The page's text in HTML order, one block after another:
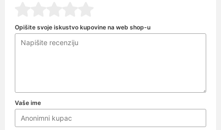
Opišite svoje iskustvo kupovine na web shop-u
Vaše ime